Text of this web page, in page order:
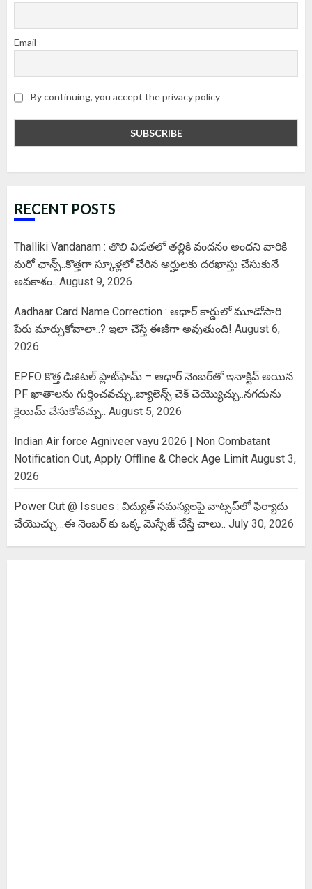
Email
By continuing, you accept the privacy policy
RECENT POSTS
Thalliki Vandanam : తొలి విడతలో తల్లికి వందనం అందని వారికి
మరో ఛాన్స్..కొత్తగా స్కూళ్లలో చేరిన అర్హులకు దరఖాస్తు చేసుకునే
అవకాశం.. August 9, 2026
Aadhaar Card Name Correction : ఆధార్ కార్డులో మూడోసారి
పేరు మార్చుకోవాలా..? ఇలా చేస్తే ఈజీగా అవుతుంది! August 6,
2026
EPFO కొత్త డిజిటల్ ప్లాట్‌ఫామ్‌ – ఆధార్ నెంబర్‌తో ఇనాక్టివ్ అయిన
PF ఖాతాలను గుర్తించవచ్చు..బ్యాలెన్స్ చెక్ చెయ్యొచ్చు..నగదును
క్లెయిమ్ చేసుకోవచ్చు.. August 5, 2026
Indian Air force Agniveer vayu 2026 | Non Combatant
Notification Out, Apply Offline & Check Age Limit August 3,
2026
Power Cut @ Issues : విద్యుత్ సమస్యలపై వాట్సప్‌లో ఫిర్యాదు
చేయొచ్చు…ఈ నెంబర్ కు ఒక్క మెస్సేజ్ చేస్తే చాలు.. July 30, 2026